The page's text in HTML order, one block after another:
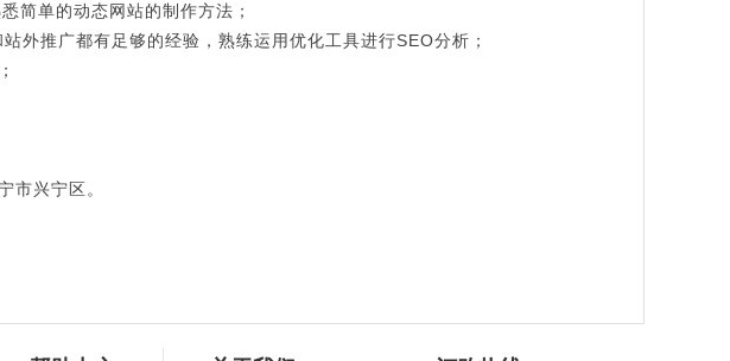
简单的动态网站的制作方法；
外推广都有足够的经验，熟练运用优化工具进行SEO分析；
市兴宁区。